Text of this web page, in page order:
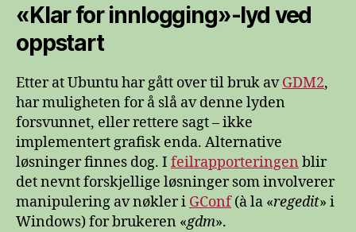
«Klar for innlogging»-lyd ved
oppstart
Etter at Ubuntu har gått over til bruk avGDM2,
har muligheten for å slå av denne lyden
forsvunnet, eller rettere sagt – ikke
implementert grafisk enda. Alternative
løsninger finnes dog. I feilrapporteringen blir
det nevnt forskjellige løsninger som involverer
manipulering av nøkler i GConf(à la «regedit» i
Windows) for brukeren «gdm».